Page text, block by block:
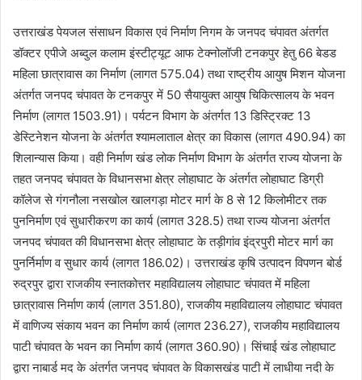
उत्तराखंड पेयजल संसाधन विकास एवं निर्माण निगम के जनपद चंपावत अंतर्गत
डॉक्टर एपीजे अब्दुल कलाम इंस्टीट्यूट आफ टेक्नोलॉजी टनकपुर हेतु 66 बेडड
महिला छात्रावास का निर्माण (लागत 575.04) तथा राष्ट्रीय आयुष मिशन योजना
अंतर्गत जनपद चंपावत के टनकपुर में 50 सैयायुक्त आयुष चिकित्सालय के भवन
निर्माण (लागत 1503.91)। पर्यटन विभाग के अंतर्गत 13 डिस्ट्रिक्ट 13
डेस्टिनेशन योजना के अंतर्गत श्यामलाताल क्षेत्र का विकास (लागत 490.94) का
शिलान्यास किया। वही निर्माण खंड लोक निर्माण विभाग के अंतर्गत राज्य योजना के
तहत जनपद चंपावत के विधानसभा क्षेत्र लोहाघाट के अंतर्गत लोहाघाट डिग्री
कॉलेज से गंगनौला नसखोल खालगड़ा मोटर मार्ग के 8 से 12 किलोमीटर तक
पुननिर्माण एवं सुधारीकरण का कार्य (लागत 328.5) तथा राज्य योजना अंतर्गत
जनपद चंपावत की विधानसभा क्षेत्र लोहाघाट के तड़ीगांव इंद्रपुरी मोटर मार्ग का
पुनर्निर्माण व सुधार कार्य (लागत 186.02)। उत्तराखंड कृषि उत्पादन विपणन बोर्ड
रुद्रपुर द्वारा राजकीय स्नातकोत्तर महाविद्यालय लोहाघाट चंपावत में महिला
छात्रावास निर्माण कार्य (लागत 351.80), राजकीय महाविद्यालय लोहाघाट चंपावत
में वाणिज्य संकाय भवन का निर्माण कार्य (लागत 236.27), राजकीय महाविद्यालय
पाटी चंपावत के भवन का निर्माण कार्य (लागत 360.90)। सिंचाई खंड लोहाघाट
द्वारा नाबार्ड मद के अंतर्गत जनपद चंपावत के विकासखंड पाटी में लाधीया नदी के